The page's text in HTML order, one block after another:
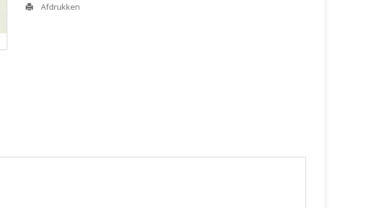
Afdrukken